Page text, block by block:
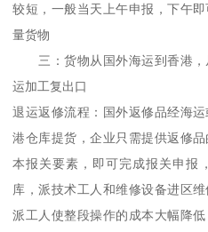
较短，一般当天上午申报，下午
量货物
三：货物从国外海运到香港，
运加工复出口
退运返修流程：国外返修品经海
港仓库提货，企业只需提供返修
本报关要素，即可完成报关申报
库，派技术工人和维修设备进区
派工人使整段操作的成本大幅降